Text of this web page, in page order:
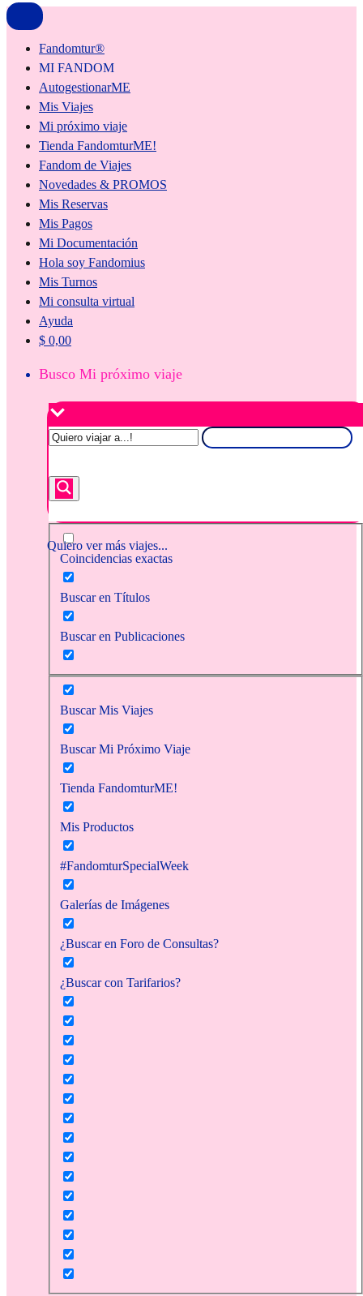
Fandomtur®
MI FANDOM
AutogestionarME
Mis Viajes
Mi próximo viaje
Tienda FandomturME!
Fandom de Viajes
Novedades & PROMOS
Mis Reservas
Mis Pagos
Mi Documentación
Hola soy Fandomius
Mis Turnos
Mi consulta virtual
Ayuda
$ 0,00
Busco Mi próximo viaje
Quiero ver más viajes...
Coincidencias exactas
Buscar en Títulos
Buscar en Publicaciones
Buscar Mis Viajes
Buscar Mi Próximo Viaje
Tienda FandomturME!
Mis Productos
#FandomturSpecialWeek
Galerías de Imágenes
¿Buscar en Foro de Consultas?
¿Buscar con Tarifarios?